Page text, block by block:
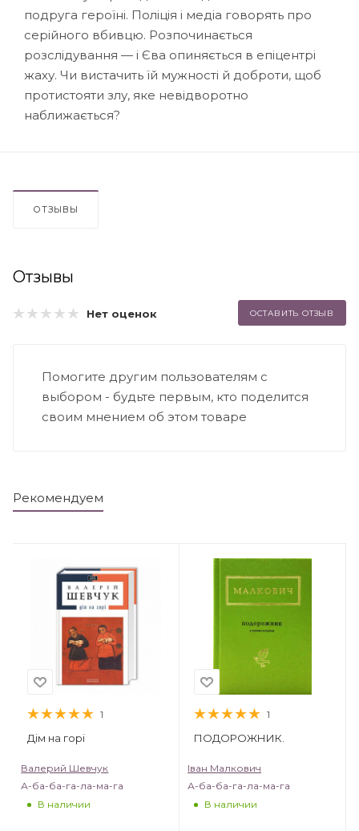
подруга героїні. Поліція і медіа говорять про
серійного вбивцю. Розпочинається
розслідування — і Єва опиняється в епіцентрі
жаху. Чи вистачить їй мужності й доброти, щоб
протистояти злу, яке невідворотно
наближається?
ОТЗЫВЫ
Отзывы
Нет оценок ОСТАВИТЬ ОТЗЫВ
Помогите другим пользователям с
выбором - будьте первым, кто поделится
своим мнением об этом товаре
Рекомендуем
1
Дім на горі
Валерий Шевчук
А-ба-ба-га-ла-ма-га
В наличии
1
ПОДОРОЖНИК.
Іван Малкович
А-ба-ба-га-ла-ма-га
В наличии